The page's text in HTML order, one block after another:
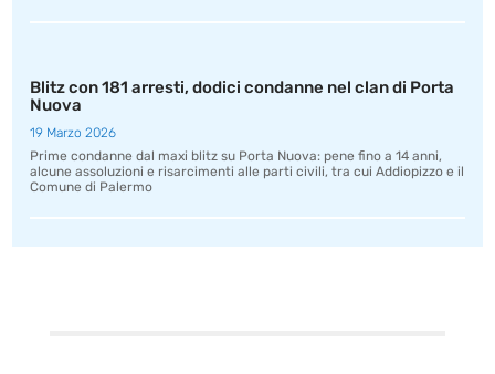
Blitz con 181 arresti, dodici condanne nel clan di Porta
Nuova
19 Marzo 2026
Prime condanne dal maxi blitz su Porta Nuova: pene fino a 14 anni,
alcune assoluzioni e risarcimenti alle parti civili, tra cui Addiopizzo e il
Comune di Palermo